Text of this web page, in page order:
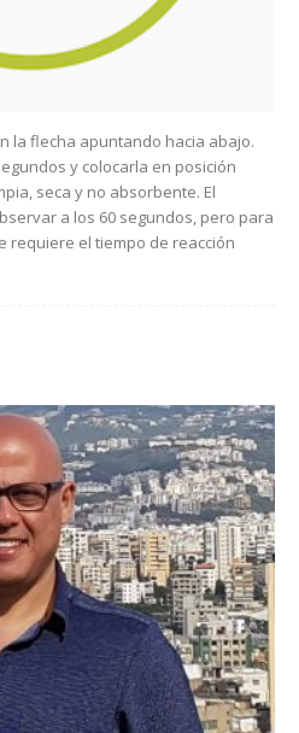
la flecha apuntando hacia abajo.
y colocarla en posición
seca y no absorbente. El
a los 60 segundos, pero para
requiere el tiempo de reacción